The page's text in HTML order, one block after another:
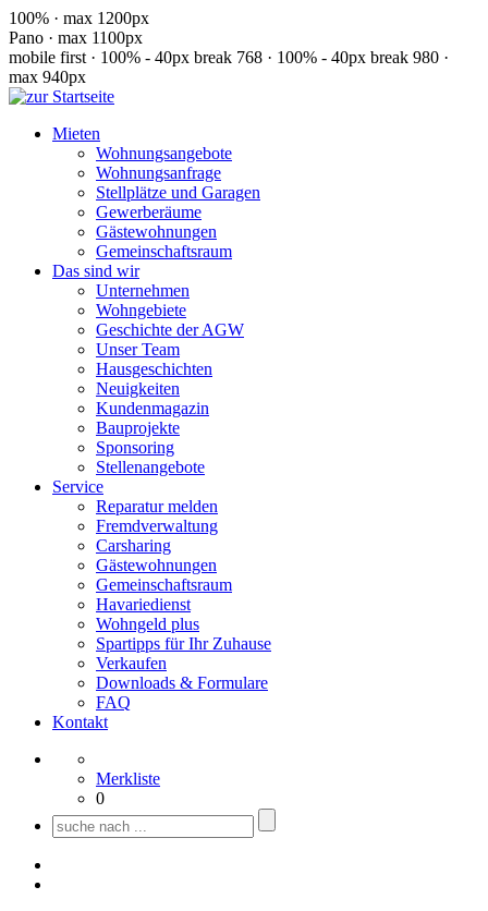
100% · max 1200px
Pano · max 1100px
mobile first · 100% - 40px break 768 · 100% - 40px break 980 ·
max 940px
Mieten
Wohnungsangebote
Wohnungsanfrage
Stellplätze und Garagen
Gewerberäume
Gästewohnungen
Gemeinschaftsraum
Das sind wir
Unternehmen
Wohngebiete
Geschichte der AGW
Unser Team
Hausgeschichten
Neuigkeiten
Kundenmagazin
Bauprojekte
Sponsoring
Stellenangebote
Service
Reparatur melden
Fremdverwaltung
Carsharing
Gästewohnungen
Gemeinschaftsraum
Havariedienst
Wohngeld plus
Spartipps für Ihr Zuhause
Verkaufen
Downloads & Formulare
FAQ
Kontakt
Merkliste
0